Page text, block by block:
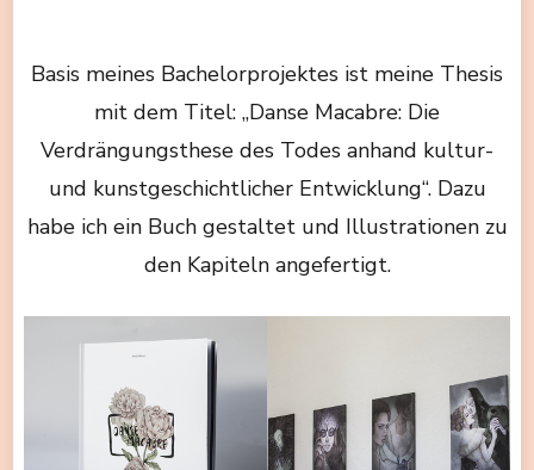
Basis meines Bachelorprojektes ist meine Thesis
mit dem Titel: „Danse Macabre: Die
Verdrängungsthese des Todes anhand kultur-
und kunstgeschichtlicher Entwicklung“. Dazu
habe ich ein Buch gestaltet und Illustrationen zu
den Kapiteln angefertigt.